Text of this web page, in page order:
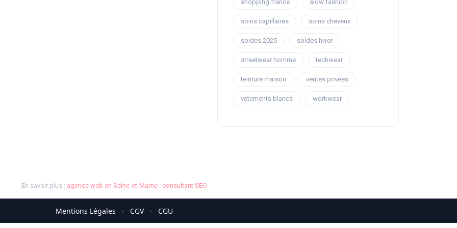
shopping france slow fashion
soins capillaires soins cheveux
soldes 2025 soldes hiver
streetwear homme techwear
teinture maison ventes privees
vetements blancs workwear
En savoir plus : agence web en Seine-et-Marne · consultant SEO
Mentions Légales · CGV · CGU